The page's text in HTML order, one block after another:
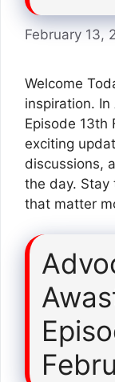
February 13,
Welcome
inspiration.
Episode 13th
exciting
discussions,
the day. Stay
that matter